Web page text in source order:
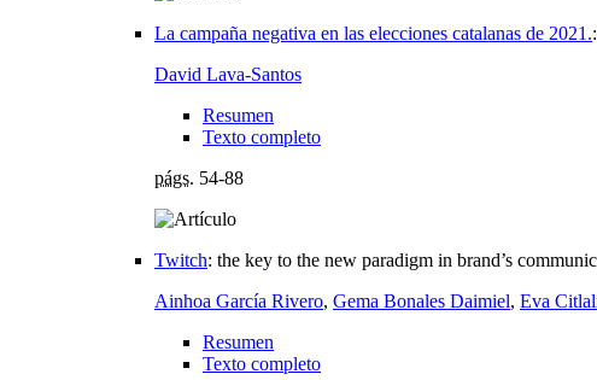
La campaña negativa en las elecciones catalanas de 2021.:
David Lava-Santos
Resumen
Texto completo
págs. 54-88
Twitch: the key to the new paradigm in brand’s
Ainhoa García Rivero, Gema Bonales Daimiel, Eva
Resumen
Texto completo